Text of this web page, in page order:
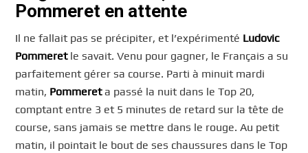
Pommeret en attente
Il ne fallait pas se précipiter, et l’expérimenté Ludovic
Pommeretle savait. Venu pour gagner, le Français a su
parfaitement gérer sa course. Parti à minuit mardi
matin, Pommereta passé la nuit dans le Top 20,
comptant entre 3 et 5 minutes de retard sur la tête de
course, sans jamais se mettre dans le rouge. Au petit
matin, il pointait le bout de ses chaussures dans le Top